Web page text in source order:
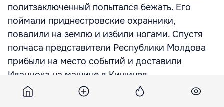
политзаключенный попытался бежать. Его
поймали приднестровские охранники,
повалили на землю и избили ногами. Спустя
полчаса представители Республики Молдова
прибыли на место событий и доставили
Иванцока на машине в Кишинев.